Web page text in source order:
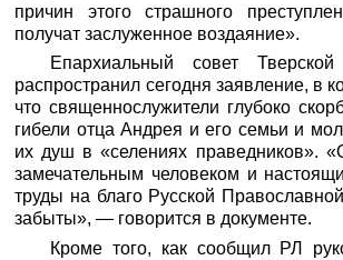
причин этого страшного
получат заслуженное воздаяние».
Епархиальный совет
распространил сегодня заявление, в
что священнослужители глубоко
гибели отца Андрея и его семьи и
их душ в «селениях праведников».
замечательным человеком и
труды на благо Русской
забыты», — говорится в документе.
Кроме того, как сообщил РЛ